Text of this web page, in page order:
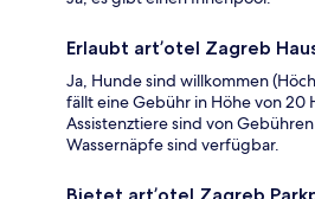
Erlaubt art’otel Zagreb
Ja, Hunde sind willkommen
fällt eine Gebühr in Höhe von 20
Assistenztiere sind von
Wassernäpfe sind verfügbar.